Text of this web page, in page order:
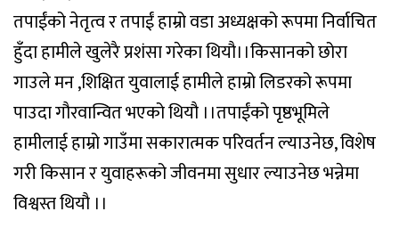
तपाईंको नेतृत्व र तपाईं हाम्रो वडा अध्यक्षको रूपमा निर्वाचित
हुँदा हामीले खुलेरै प्रशंसा गरेका थियौ।।किसानको छोरा
गाउले मन ,शिक्षित युवालाई हामीले हाम्रो लिडरको रूपमा
पाउदा गौरवान्वित भएको थियौ ।।तपाईंको पृष्ठभूमिले
हामीलाई हाम्रो गाउँमा सकारात्मक परिवर्तन ल्याउनेछ, विशेष
गरी किसान र युवाहरूको जीवनमा सुधार ल्याउनेछ भन्नेमा
विश्वस्त थियौ ।।